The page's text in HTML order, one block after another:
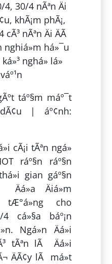
táº§m máº¯t
dÃ¢u | áº¢nh:
cÃ¡i tÃªn ngá»
ráº§n ráº§n
gian gáº§n
Äiá»m
cho
4 cá»§a báº¡n
Ngá»n Äá»i
tÃªn lÃ Äá»i
ÄÃ¢y lÃ má»t